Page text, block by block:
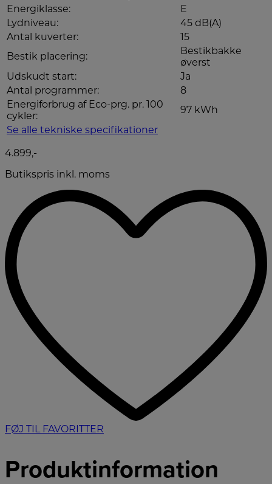
Energiklasse:
E
Lydniveau:
45 dB(A)
Antal kuverter:
15
Bestik placering:
Bestikbakke
øverst
Udskudt start:
Ja
Antal programmer:
8
Energiforbrug af Eco-prg. pr. 100
cykler:
97 kWh
Se alle tekniske specifikationer
4.899,-
Butikspris inkl. moms
FØJ TIL FAVORITTER
Produktinformation